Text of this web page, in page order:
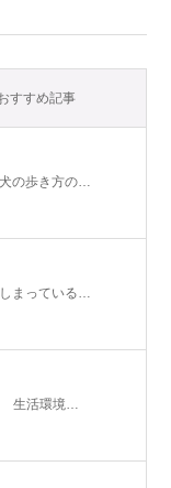
すすめ記事
の歩き方の…
まっている…
生活環境…